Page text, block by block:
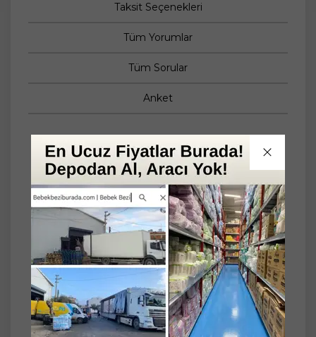
Taksit Seçenekleri
Tüm Yorumlar
Tüm Sorular
Anket
Set 4'lü
Sebamed Bebek Pişik Önleyici Krem 100ML
(4 Lü Set)
Baby Sebamed Bebek Pişik Önleyici Krem
100 ml; bebeğin bez bölgesi bakımını sağlar,
bebeğin narin cildinin direncini arttırmasına
yardımcı olur.
İçeriğindeki nemlendirici faktörler ve
maddeler ile bebeğin cildinin bakımını ve
tahriş olmasına karşı korunmasını sağlar.
Titanyum dioksit dışkı nedeniyle oluşan